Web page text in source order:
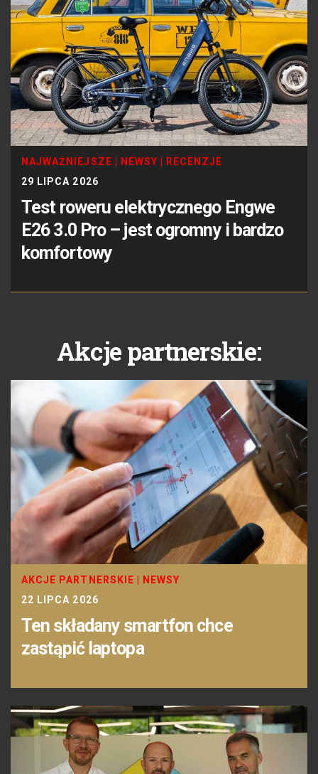
NAJWAŻNIEJSZE NEWSY
RECENZJE
29 LIPCA 2026
Test roweru elektrycznego Engwe
E26 3.0 Pro – jest ogromny i bardzo
komfortowy
Akcje partnerskie:
AKCJE PARTNERSKIE
NEWSY
22 LIPCA 2026
Ten składany smartfon chce
zastąpić laptopa